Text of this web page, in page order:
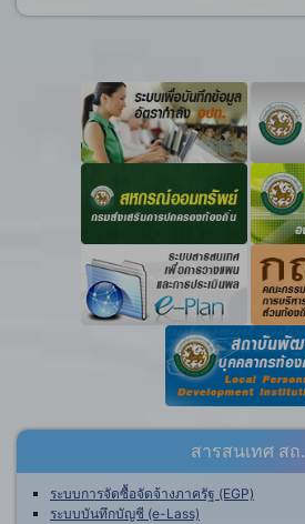
สารสนเทศ สถ.
ระบบการจัดซื้อจัดจ้างภาครัฐ (EGP)
ระบบบันทึกบัญชี (e-Lass)